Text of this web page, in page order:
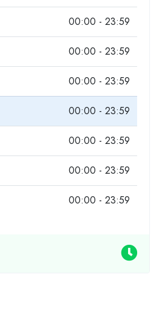
00:00 - 23:59
00:00 - 23:59
00:00 - 23:59
00:00 - 23:59
00:00 - 23:59
00:00 - 23:59
00:00 - 23:59